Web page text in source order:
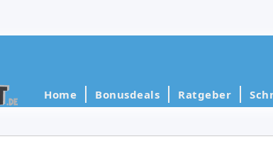
Home Bonusdeals Ratgeber